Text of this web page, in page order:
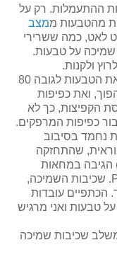
ההתעמלות. רק על
מצב
לאט, כמה ששרירי
ולקנות.
כדי לעשות לי את החיים פשוטים, הורדתי את הטבעות לגובה 80
ואת כפיפות
הקפיצות, כך לא
כפיפות המרפקים.
נחמד בסיבוב
שהתחזקה
הגיבה במחאות
נמרצות והייתי ממש קרוב לפגוש את Pukie. שכיבות השמיכה,
הכתפיים עובדות
טבעות ואני מרגיש
שכיבות שמיכה